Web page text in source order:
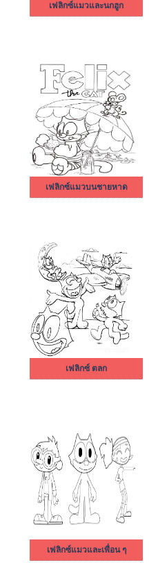
เฟลิกซ์แมวและนกฮูก
เฟลิกซ์แมวบนชายหาด
เฟลิกซ์ ตลก
เฟลิกซ์แมวและเพื่อน ๆ